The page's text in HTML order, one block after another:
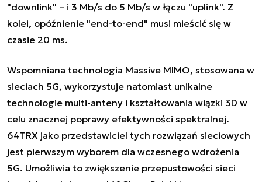
"downlink" – i 3 Mb/s do 5 Mb/s w łączu "uplink". Z
kolei, opóźnienie "end-to-end" musi mieścić się w
czasie 20 ms.
Wspomniana technologia Massive MIMO, stosowana w
sieciach 5G, wykorzystuje natomiast unikalne
technologie multi-anteny i kształtowania wiązki 3D w
celu znacznej poprawy efektywności spektralnej.
64TRX jako przedstawiciel tych rozwiązań sieciowych
jest pierwszym wyborem dla wczesnego wdrożenia
5G. Umożliwia to zwiększenie przepustowości sieci